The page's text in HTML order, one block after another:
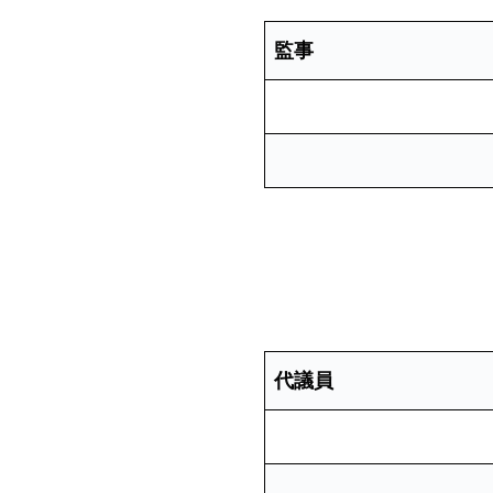
監事
代議員